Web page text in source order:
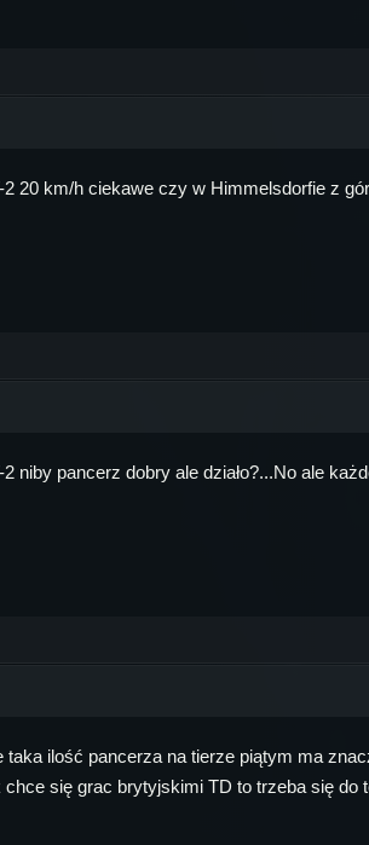
2 20 km/h ciekawe czy w Himmelsdorfie z
2 niby pancerz dobry ale działo?...No ale
taka ilość pancerza na tierze piątym ma
chce się grac brytyjskimi TD to trzeba się do